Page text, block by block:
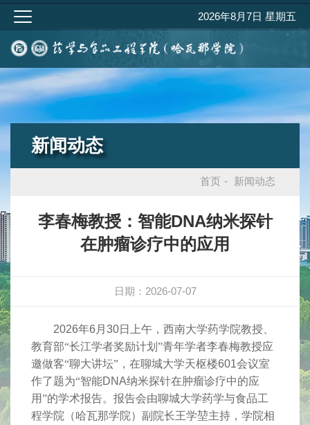
2026年8月7日 星期五
新闻动态
首页 - 新闻动态
李春梅教授：智能DNA纳米探针
在肿瘤诊疗中的应用
日期：2026-07-07
2026年6 月 30日上午，西南大学药学院教授、
教育部“长江学者奖励计划”青年学者李春梅教授应
邀做客“聊大讲坛”，在聊城大学天枢楼601会议室
作了题为“智能DNA纳米探针在肿瘤诊疗中的应
用”的学术报告。报告会由聊城大学药学与食品工
程学院（哈瓦那学院）副院长王学堃主持，学院相